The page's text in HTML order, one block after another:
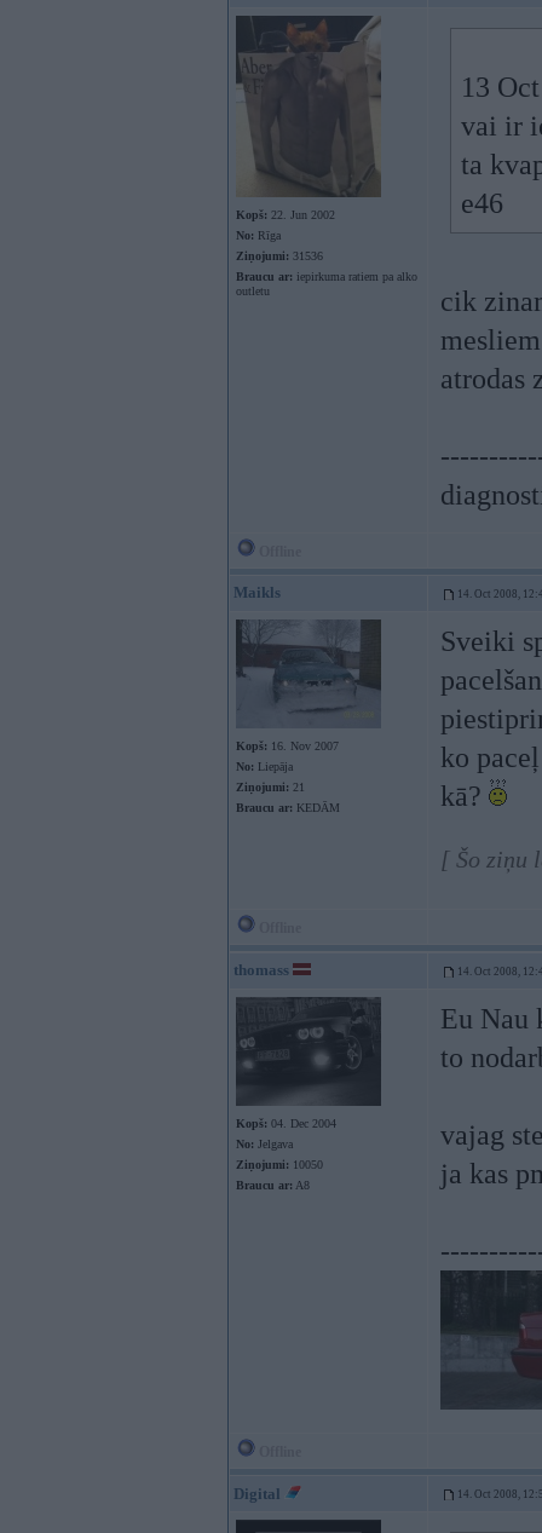
Kopš: 22. Jun 2002
No: Rīga
Ziņojumi: 31536
Braucu ar: iepirkuma ratiem pa alko
outletu
13
vai ir
ta
e46
cik
atrodas
Maikls 14. Oct 2008,
Kopš: 16. Nov 2007
No: Liepāja
Ziņojumi: 21
Braucu ar: KEDĀM
Sveiki
ko
kā?
[ Šo ziņu
thomass 14. Oct 2008,
Kopš: 04. Dec 2004
No: Jelgava
Ziņojumi: 10050
Braucu ar: A8
Eu Nau
to
vajag
ja kas
Digital 14. Oct 2008,